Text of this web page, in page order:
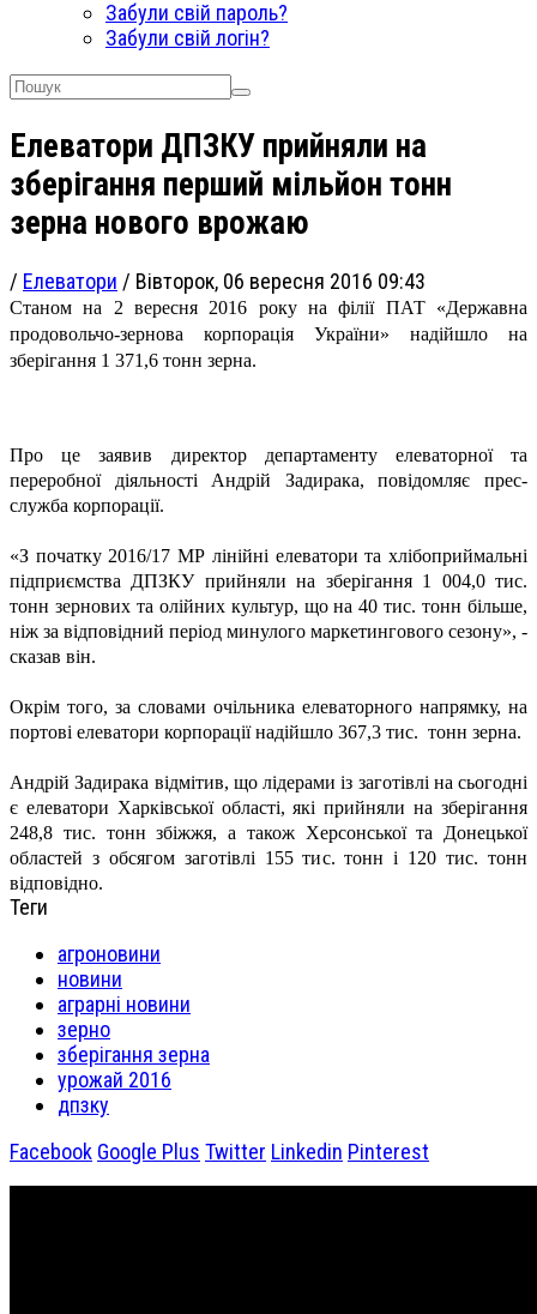
Забули свій пароль?
Забули свій логін?
Елеватори ДПЗКУ прийняли на
зберігання перший мільйон тонн
зерна нового врожаю
/ Елеватори / Вівторок, 06 вересня 2016 09:43
Станом на 2 вересня 2016 року на філії ПАТ «Державна
продовольчо-зернова корпорація України» надійшло на
зберігання 1 371,6 тонн зерна.
Про це заявив директор департаменту елеваторної та
переробної діяльності Андрій Задирака, повідомляє прес-
служба корпорації.
«З початку 2016/17 МР лінійні елеватори та хлібоприймальні
підприємства ДПЗКУ прийняли на зберігання 1 004,0 тис.
тонн зернових та олійних культур, що на 40 тис. тонн більше,
ніж за відповідний період минулого маркетингового сезону», -
сказав він.
Окрім того, за словами очільника елеваторного напрямку, на
портові елеватори корпорації надійшло 367,3 тис. тонн зерна.
Андрій Задирака відмітив, що лідерами із заготівлі на сьогодні
є елеватори Харківської області, які прийняли на зберігання
248,8 тис. тонн збіжжя, а також Херсонської та Донецької
областей з обсягом заготівлі 155 тис. тонн і 120 тис. тонн
відповідно.
Теги
агроновини
новини
аграрні новини
зерно
зберігання зерна
урожай 2016
дпзку
Facebook Google Plus Twitter Linkedin Pinterest